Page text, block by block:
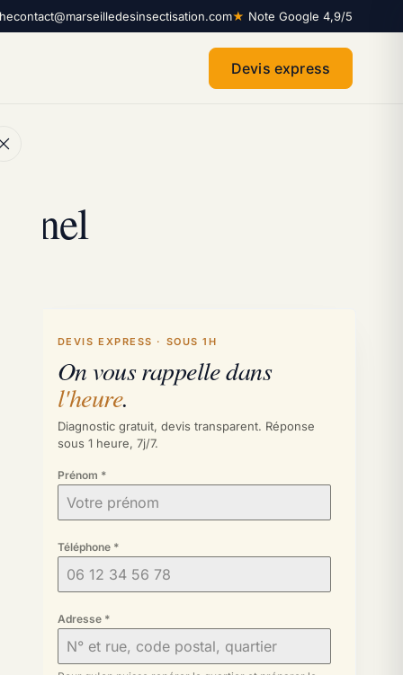
contact@marseilledesinsectisation.com★ Note Google 4,9/5
Devis express
DEVIS EXPRESS · SOUS 1H
On vous rappelle dans
l'heure.
Diagnostic gratuit, devis transparent. Réponse
sous 1 heure, 7j/7.
Prénom *
Téléphone *
Adresse *